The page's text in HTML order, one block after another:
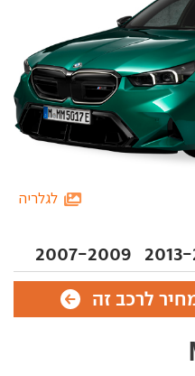
2007-2009
לגלריה
לרכב זה